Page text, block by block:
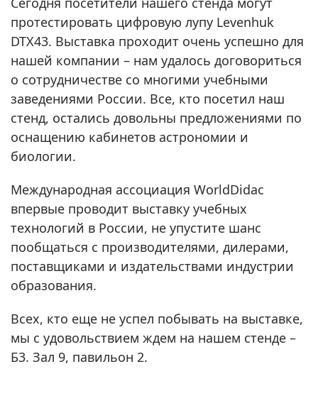
протестировать цифровую лупу Levenhuk
DTX43. Выставка проходит очень успешно для
нашей компании – нам удалось договориться
о сотрудничестве со многими учебными
заведениями России. Все, кто посетил наш
стенд, остались довольны предложениями по
оснащению кабинетов астрономии и
биологии.
Международная ассоциация WorldDidac
впервые проводит выставку учебных
технологий в России, не упустите шанс
пообщаться с производителями, дилерами,
поставщиками и издательствами индустрии
образования.
Всех, кто еще не успел побывать на выставке,
мы с удовольствием ждем на нашем стенде –
Б3. Зал 9, павильон 2.